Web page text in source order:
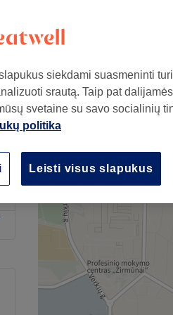
siekdami suasmeninti
srautą. Taip pat dalijamės
svetaine su savo socialinių
politika
Leisti visus slapukus